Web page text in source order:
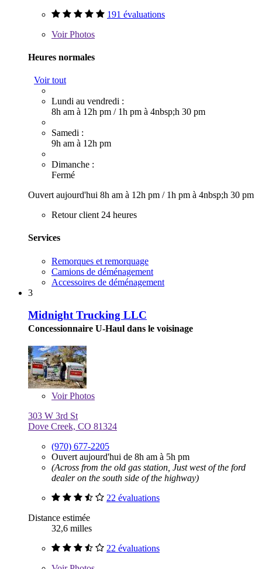
191 évaluations
VoirPhotos
Heures normales
Voir tout
Lundi au vendredi :
8h am à 12h pm / 1h pm à 4nbsp;h 30 pm
Samedi :
9h am à 12h pm
Dimanche :
Fermé
Ouvert aujourd'hui 8h am à 12h pm / 1h pm à 4nbsp;h 30 pm
Retour client 24 heures
Services
Remorques et remorquage
Camions de déménagement
Accessoires de déménagement
3
Midnight Trucking LLC
Concessionnaire U-Haul dans le voisinage
VoirPhotos
303 W 3rd St
Dove Creek, CO 81324
(970) 677-2205
Ouvert aujourd'hui de 8h am à 5h pm
(Across from the old gas station, Just west of the ford
dealer on the south side of the highway)
22 évaluations
Distance estimée
32,6 milles
22 évaluations